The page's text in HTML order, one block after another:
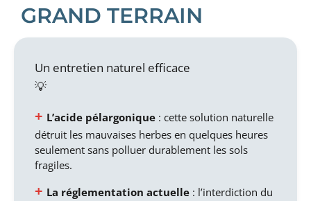
GRAND TERRAIN
Un entretien naturel efficace
L’acide pélargonique : cette solution naturelle
détruit les mauvaises herbes en quelques heures
seulement sans polluer durablement les sols
fragiles.
La réglementation actuelle : l’interdiction du